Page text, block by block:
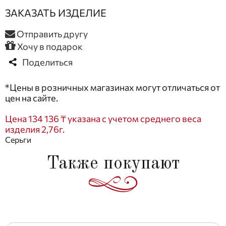
ЗАКАЗАТЬ ИЗДЕЛИЕ
Отправить другу
Хочу в подарок
Поделиться
*Цены в розничных магазинах могут отличаться от
цен на сайте.
Цена 134 136 ₸ указана с учетом среднего веса
изделия 2,76г.
Серьги
Также покупают